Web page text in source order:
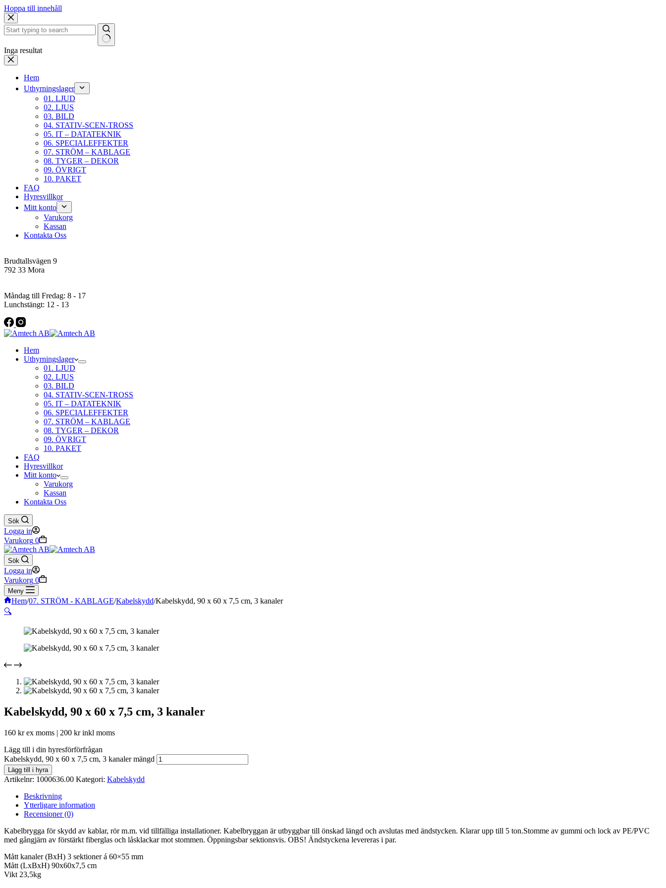
Hoppa till innehåll
Inga resultat
Hem
Uthyrningslager
01. LJUD
02. LJUS
03. BILD
04. STATIV-SCEN-TROSS
05. IT – DATATEKNIK
06. SPECIALEFFEKTER
07. STRÖM – KABLAGE
08. TYGER – DEKOR
09. ÖVRIGT
10. PAKET
FAQ
Hyresvillkor
Mitt konto
Varukorg
Kassan
Kontakta Oss
Brudtallsvägen 9
792 33 Mora
Måndag till Fredag: 8 - 17
Lunchstängt: 12 - 13
Hem
Uthyrningslager
01. LJUD
02. LJUS
03. BILD
04. STATIV-SCEN-TROSS
05. IT – DATATEKNIK
06. SPECIALEFFEKTER
07. STRÖM – KABLAGE
08. TYGER – DEKOR
09. ÖVRIGT
10. PAKET
FAQ
Hyresvillkor
Mitt konto
Varukorg
Kassan
Kontakta Oss
Sök
Logga in
Varukorg 0
Sök
Logga in
Varukorg 0
Meny
Hem/07. STRÖM - KABLAGE/Kabelskydd/Kabelskydd, 90 x 60 x 7,5 cm, 3 kanaler
🔍
Kabelskydd, 90 x 60 x 7,5 cm, 3 kanaler
160 krex moms | 200 krinkl moms
Lägg till i din hyresförförfrågan
Kabelskydd, 90 x 60 x 7,5 cm, 3 kanaler mängd
Lägg till i hyra
Artikelnr: 1000636.00 Kategori: Kabelskydd
Beskrivning
Ytterligare information
Recensioner (0)
Kabelbrygga för skydd av kablar, rör m.m. vid tillfälliga installationer. Kabelbryggan är utbyggbar till önskad längd och avslutas med ändstycken. Klarar upp till 5 ton.Stomme av gummi och lock av PE/PVC
med gångjärn av förstärkt fiberglas och låsklackar mot stommen. Öppningsbar sektionsvis. OBS! Ändstyckena levereras i par.
Mått kanaler (BxH) 3 sektioner á 60×55 mm
Mått (LxBxH) 90x60x7,5 cm
Vikt 23,5kg